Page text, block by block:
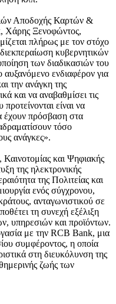
Αποδοχής Καρτών &
Ξενοφώντος,
πλήρως με τον στόχο
κυβερνητικών
των διαδικασιών του
ενδιαφέρον για
την ανάγκη της
και να αναβαθμίσει τις
είναι να
έχουν πρόσβαση στα
τόσο
ανάγκες».
και Ψηφιακής
της ηλεκτρονικής
της Πολιτείας και
ενός σύγχρονου,
ανταγωνιστικού σε
τη συνεχή εξέλιξη
υπηρεσιών και προϊόντων.
με την RCB Bank, μια
συμφέροντος, η οποία
στη διευκόλυνση της
ζωής των